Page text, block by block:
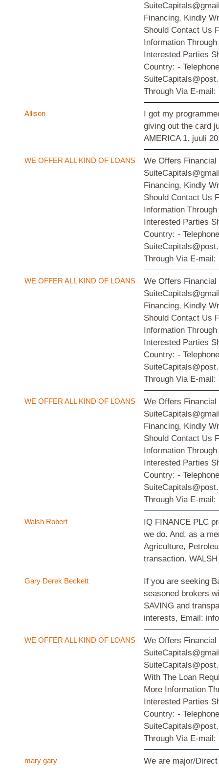
Financing, Kindly
Should Contact Us
Information
Interested Parties
Country: -
Through Via E-
Allison
I got my
giving out the card
AMERICA 1. juuli
WE OFFER ALL KIND OF LOANS
We Offers Financial
Financing, Kindly
Should Contact Us
Information
Interested Parties
Country: -
Through Via E-
WE OFFER ALL KIND OF LOANS
We Offers Financial
Financing, Kindly
Should Contact Us
Information
Interested Parties
Country: -
Through Via E-
WE OFFER ALL KIND OF LOANS
We Offers Financial
Financing, Kindly
Should Contact Us
Information
Interested Parties
Country: -
Through Via E-
Walsh Robert
IQ FINANCE PLC
we do. And, as a
Agriculture,
transaction.
Gary Derek Beckett
If you are seeking
seasoned brokers
SAVING and
interests, Email:
WE OFFER ALL KIND OF LOANS
We Offers Financial
With The Loan
More Information
Interested Parties
Country: -
Through Via E-
mary gary
We are major/